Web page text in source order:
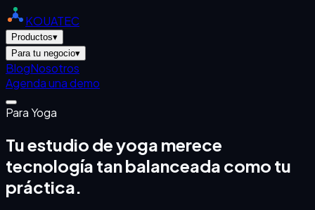
KOUATEC
Productos▾
Para tu negocio▾
BlogNosotros
Agenda una demo
ParaYoga
Tu estudio de yoga merece
tecnología tan balanceada como tu
práctica.